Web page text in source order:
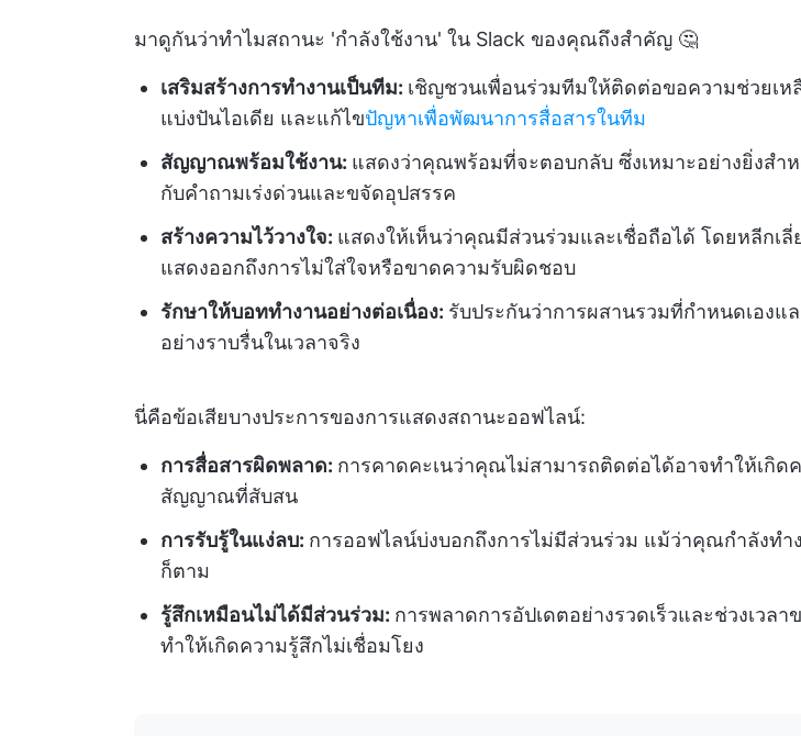
มาดูกันว่าทำไมสถานะ 'กำลังใช้งาน' ใน Slack ของคุณถึงสำคัญ 🤔
เสริมสร้างการทำงานเป็นทีม: เชิญชวนเพื่อนร่วมทีมให้ติดต่อขอความช่วยเห
แบ่งปันไอเดีย และแก้ไขปัญหาเพื่อพัฒนาการสื่อสารในทีม
สัญญาณพร้อมใช้งาน: แสดงว่าคุณพร้อมที่จะตอบกลับ ซึ่งเหมาะอย่างยิ่งสำ
กับคำถามเร่งด่วนและขจัดอุปสรรค
สร้างความไว้วางใจ: แสดงให้เห็นว่าคุณมีส่วนร่วมและเชื่อถือได้ โดยหลีกเลี่
แสดงออกถึงการไม่ใส่ใจหรือขาดความรับผิดชอบ
รักษาให้บอททำงานอย่างต่อเนื่อง: รับประกันว่าการผสานรวมที่กำหนดเองแ
อย่างราบรื่นในเวลาจริง
นี่คือข้อเสียบางประการของการแสดงสถานะออฟไลน์:
การสื่อสารผิดพลาด: การคาดคะเนว่าคุณไม่สามารถติดต่อได้อาจทำให้เกิด
สัญญาณที่สับสน
การรับรู้ในแง่ลบ: การออฟไลน์บ่งบอกถึงการไม่มีส่วนร่วม แม้ว่าคุณกำลังทำ
ก็ตาม
รู้สึกเหมือนไม่ได้มีส่วนร่วม: การพลาดการอัปเดตอย่างรวดเร็วและช่วงเวลา
ทำให้เกิดความรู้สึกไม่เชื่อมโยง